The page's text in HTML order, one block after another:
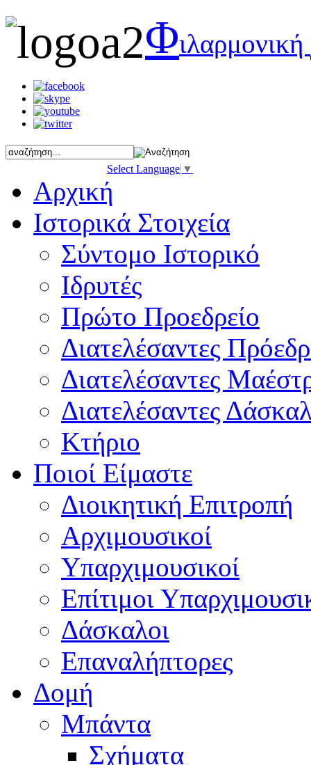
Φιλαρμονική
Select Language ▼
Αρχική
Ιστορικά Στοιχεία
Σύντομο Ιστορικό
Ιδρυτές
Πρώτο Προεδρείο
Διατελέσαντες
Διατελέσαντες
Διατελέσαντες
Κτήριο
Ποιοί Είμαστε
Διοικητική Επιτροπή
Aρχιμουσικοί
Υπαρχιμουσικοί
Επίτιμοι
Δάσκαλοι
Επαναλήπτορες
Δομή
Μπάντα
Σχήματα